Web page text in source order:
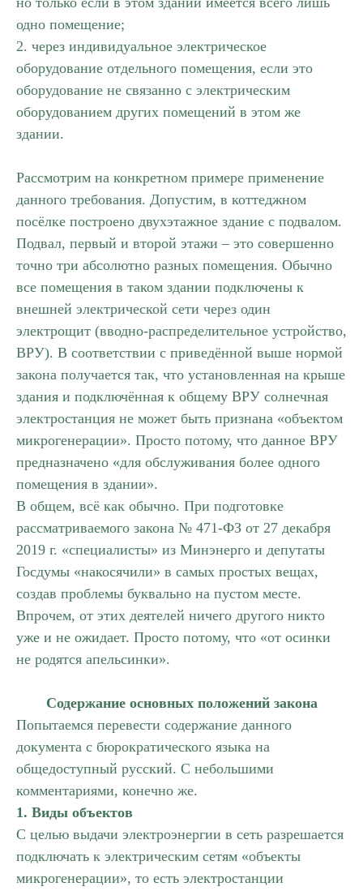
одно помещение;
2. через индивидуальное электрическое
оборудование отдельного помещения, если это
оборудование не связанно с электрическим
оборудованием других помещений в этом же
здании.
Рассмотрим на конкретном примере применение
данного требования. Допустим, в коттеджном
посёлке построено двухэтажное здание с подвалом.
Подвал, первый и второй этажи – это совершенно
точно три абсолютно разных помещения. Обычно
все помещения в таком здании подключены к
внешней электрической сети через один
электрощит (вводно-распределительное устройство,
ВРУ). В соответствии с приведённой выше нормой
закона получается так, что установленная на крыше
здания и подключённая к общему ВРУ солнечная
электростанция не может быть признана «объектом
микрогенерации». Просто потому, что данное ВРУ
предназначено «для обслуживания более одного
помещения в здании».
В общем, всё как обычно. При подготовке
рассматриваемого закона № 471-ФЗ от 27 декабря
2019 г. «специалисты» из Минэнерго и депутаты
Госдумы «накосячили» в самых простых вещах,
создав проблемы буквально на пустом месте.
Впрочем, от этих деятелей ничего другого никто
уже и не ожидает. Просто потому, что «от осинки
не родятся апельсинки».
Содержание основных положений закона
Попытаемся перевести содержание данного
документа с бюрократического языка на
общедоступный русский. С небольшими
комментариями, конечно же.
1. Виды объектов
С целью выдачи электроэнергии в сеть разрешается
подключать к электрическим сетям «объекты
микрогенерации», то есть электростанции